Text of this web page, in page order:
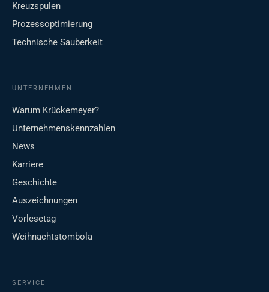
Kreuzspulen
Prozessoptimierung
Technische Sauberkeit
UNTERNEHMEN
Warum Krückemeyer?
Unternehmenskennzahlen
News
Karriere
Geschichte
Auszeichnungen
Vorlesetag
Weihnachtstombola
SERVICE